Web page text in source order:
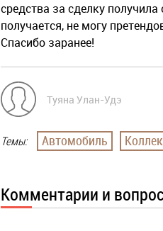
средства за сделку
получается, не могу
Спасибо заранее!
Туяна Улан-Удэ
Темы: Автомобиль
Комментарии и